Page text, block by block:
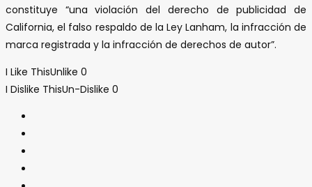
constituye “una violación del derecho de publicidad de
California, el falso respaldo de la Ley Lanham, la infracción de
marca registrada y la infracción de derechos de autor”.
I Like ThisUnlike 0
I Dislike ThisUn-Dislike 0